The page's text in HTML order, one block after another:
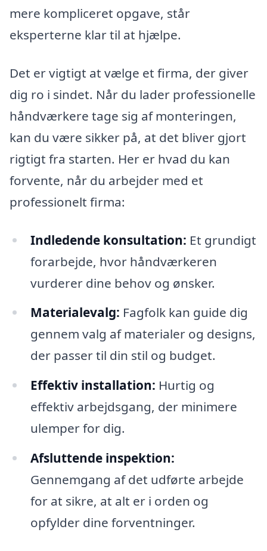
mere kompliceret opgave, står
eksperterne klar til at hjælpe.
Det er vigtigt at vælge et firma, der giver
dig ro i sindet. Når du lader professionelle
håndværkere tage sig af monteringen,
kan du være sikker på, at det bliver gjort
rigtigt fra starten. Her er hvad du kan
forvente, når du arbejder med et
professionelt firma:
Indledende konsultation: Et grundigt
forarbejde, hvor håndværkeren
vurderer dine behov og ønsker.
Materialevalg: Fagfolk kan guide dig
gennem valg af materialer og designs,
der passer til din stil og budget.
Effektiv installation: Hurtig og
effektiv arbejdsgang, der minimere
ulemper for dig.
Afsluttende inspektion:
Gennemgang af det udførte arbejde
for at sikre, at alt er i orden og
opfylder dine forventninger.